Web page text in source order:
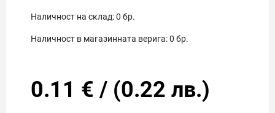
Наличност на склад:0 бр.
Наличност в магазинната верига:0 бр.
0.11 € / (0.22 лв.)